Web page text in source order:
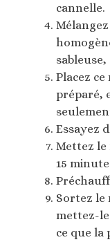
cannelle.
Placez
préparé,
Essayez
Mettez
15
Sortez le
mettez-le
ce que la